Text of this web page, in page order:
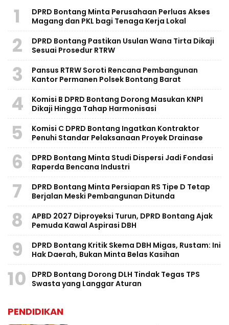
1
DPRD Bontang Minta Perusahaan Perluas Akses
Magang dan PKL bagi Tenaga Kerja Lokal
2
DPRD Bontang Pastikan Usulan Wana Tirta Dikaji
Sesuai Prosedur RTRW
3
Pansus RTRW Soroti Rencana Pembangunan
Kantor Permanen Polsek Bontang Barat
4
Komisi B DPRD Bontang Dorong Masukan KNPI
Dikaji Hingga Tahap Harmonisasi
5
Komisi C DPRD Bontang Ingatkan Kontraktor
Penuhi Standar Pelaksanaan Proyek Drainase
6
DPRD Bontang Minta Studi Dispersi Jadi Fondasi
Raperda Bencana Industri
7
DPRD Bontang Minta Persiapan RS Tipe D Tetap
Berjalan Meski Pembangunan Ditunda
8
APBD 2027 Diproyeksi Turun, DPRD Bontang Ajak
Pemuda Kawal Aspirasi DBH
9
DPRD Bontang Kritik Skema DBH Migas, Rustam: Ini
Hak Daerah, Bukan Minta Belas Kasihan
10
DPRD Bontang Dorong DLH Tindak Tegas TPS
Swasta yang Langgar Aturan
PENDIDIKAN